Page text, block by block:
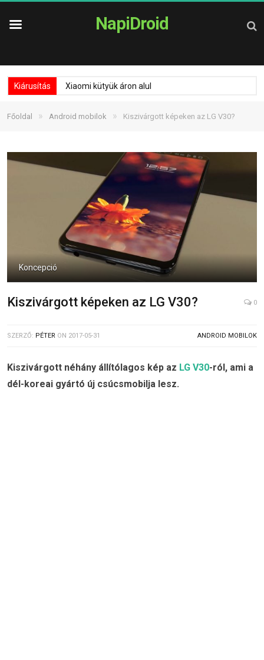
NapiDroid
Kiárusítás Xiaomi kütyük áron alul
Főoldal » Android mobilok » Kiszivárgott képeken az LG V30?
Koncepció
Kiszivárgott képeken az LG V30? 0
SZERZŐ: PÉTER ON 2017-05-31 ANDROID MOBILOK
Kiszivárgott néhány állítólagos kép az LG V30-ról, ami a
dél-koreai gyártó új csúcsmobilja lesz.